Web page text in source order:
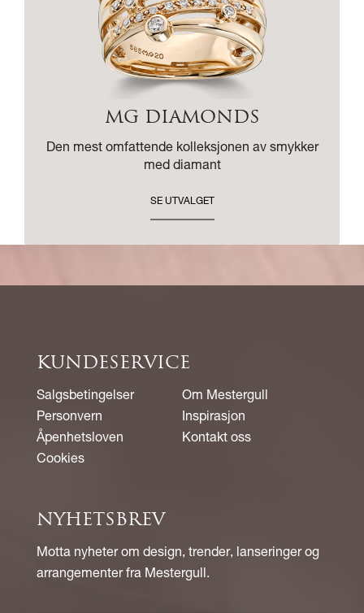
MG DIAMONDS
Den mest omfattende kolleksjonen av smykker
med diamant
SE UTVALGET
KUNDESERVICE
Salgsbetingelser
Personvern
Åpenhetsloven
Cookies
Om Mestergull
Inspirasjon
Kontakt oss
NYHETSBREV
Motta nyheter om design, trender, lanseringer og
arrangementer fra Mestergull.